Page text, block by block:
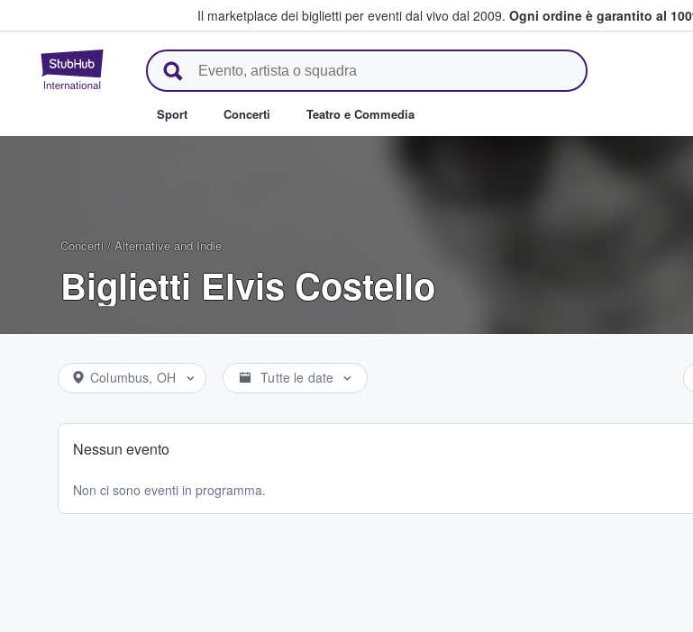
Il marketplace dei biglietti per eventi dal vivo dal 2009. Ogni ordine è garantito al
StubHub - Dove i fan comprano e vendono biglietti
Sport Concerti Teatro e Commedia
Concerti / Alternative and Indie
Biglietti Elvis Costello
Columbus, OH Tutte le date
Nessun evento
Non ci sono eventi in programma.